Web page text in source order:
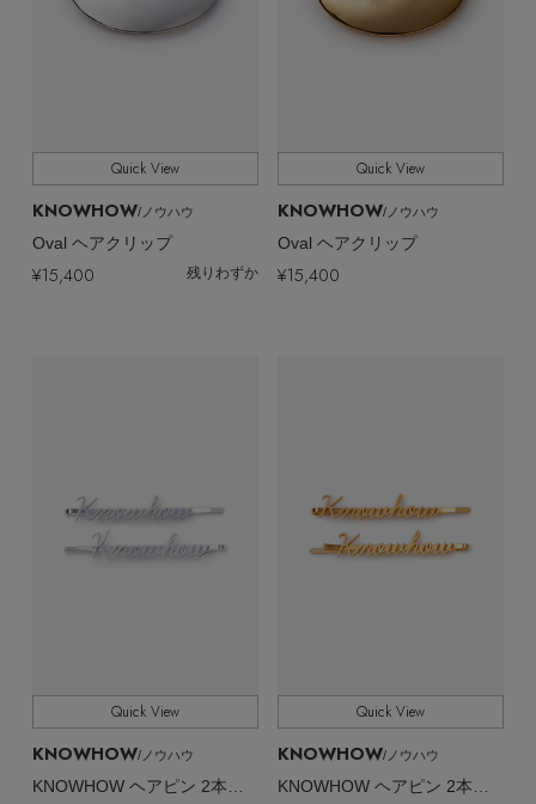
Quick View
KNOWHOW/ノウハウ
Oval ヘアクリップ
¥15,400 残りわずか
Quick View
KNOWHOW/ノウハウ
Oval ヘアクリップ
¥15,400
Quick View
KNOWHOW/ノウハウ
Quick View
KNOWHOW/ノウハウ